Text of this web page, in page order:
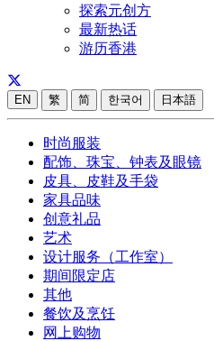
探索元创方
最新热话
游历香港
EN 繁 简 한국어 日本語
时尚服装
配饰、珠宝、钟表及眼镜
皮具、皮鞋及手袋
家具品味
创意礼品
艺术
设计服务（工作室）
期间限定店
其他
餐饮及烹饪
网上购物